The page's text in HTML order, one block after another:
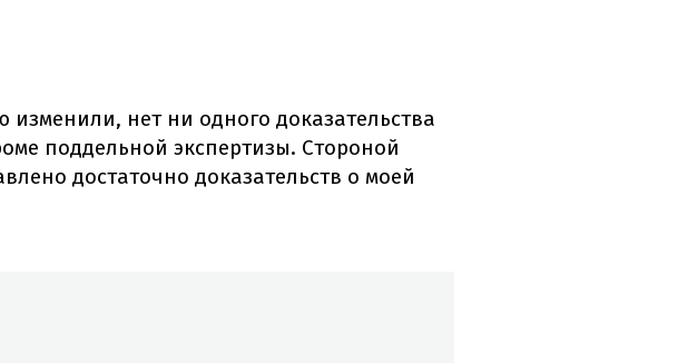
изменили, нет ни одного доказательства
поддельной экспертизы. Стороной
достаточно доказательств о моей